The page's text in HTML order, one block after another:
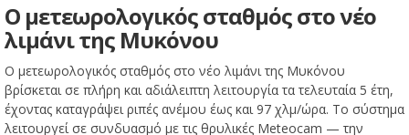
Ο μετεωρολογικός σταθμός στο νέο
λιμάνι της Μυκόνου
Ο μετεωρολογικός σταθμός στο νέο λιμάνι της Μυκόνου
βρίσκεται σε πλήρη και αδιάλειπτη λειτουργία τα τελευταία 5 έτη,
έχοντας καταγράψει ριπές ανέμου έως και 97 χλμ/ώρα. Το σύστημα
λειτουργεί σε συνδυασμό με τις θρυλικές Meteocam — την